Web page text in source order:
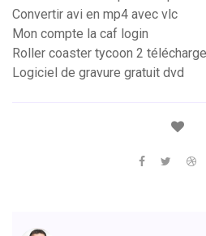
Convertir avi en mp4 avec vlc
Mon compte la caf login
Roller coaster tycoon 2
Logiciel de gravure gratuit dvd